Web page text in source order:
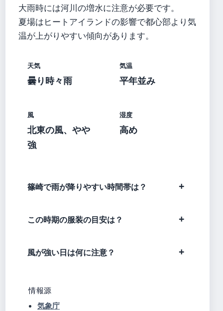
大雨時には河川の増水に注意が必要です。
夏場はヒートアイランドの影響で都心部より気
温が上がりやすい傾向があります。
天気
曇り時々雨
気温
平年並み
風
北東の風、やや
強
湿度
高め
篠崎で雨が降りやすい時間帯は？
この時期の服装の目安は？
風が強い日は何に注意？
情報源
気象庁